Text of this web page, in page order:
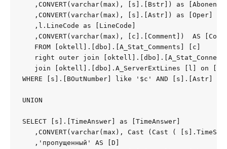
,CONVERT(varchar(max), [s].[Bstr]) as
   ,CONVERT(varchar(max), [s].[Astr]) as [Oper]
   ,l.LineCode as [LineCode]
,CONVERT(varchar(max), [c].[Comment])  AS
   FROM [oktell].[dbo].[A_Stat_Comments] [c]
right outer join
join [oktell].[dbo].A_ServerExtLines [l] on
WHERE [s].[BOutNumber] like '$c' AND [s].[Astr]
UNION
SELECT [s].[TimeAnswer] as [TimeAnswer]
,CONVERT(varchar(max), Cast (Cast (
   ,'пропущенный' AS [D]